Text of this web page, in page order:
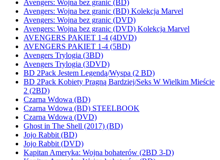
Avengers: Wojna bez granic (BD)
Avengers: Wojna bez granic (BD) Kolekcja Marvel
Avengers: Wojna bez granic (DVD)
Avengers: Wojna bez granic (DVD) Kolekcja Marvel
AVENGERS PAKIET 1-4 (4DVD)
AVENGERS PAKIET 1-4 (5BD)
Avengers Trylogia (3BD)
Avengers Trylogia (3DVD)
BD 2Pack Jestem Legendą/Wyspa (2 BD)
BD 2Pack Kobiety Pragną Bardziej/Seks W Wielkim Mieście
2 (2BD)
Czarna Wdowa (BD)
Czarna Wdowa (BD) STEELBOOK
Czarna Wdowa (DVD)
Ghost in The Shell (2017) (BD)
Jojo Rabbit (BD)
Jojo Rabbit (DVD)
Kapitan Ameryka: Wojna bohaterów (2BD 3-D)